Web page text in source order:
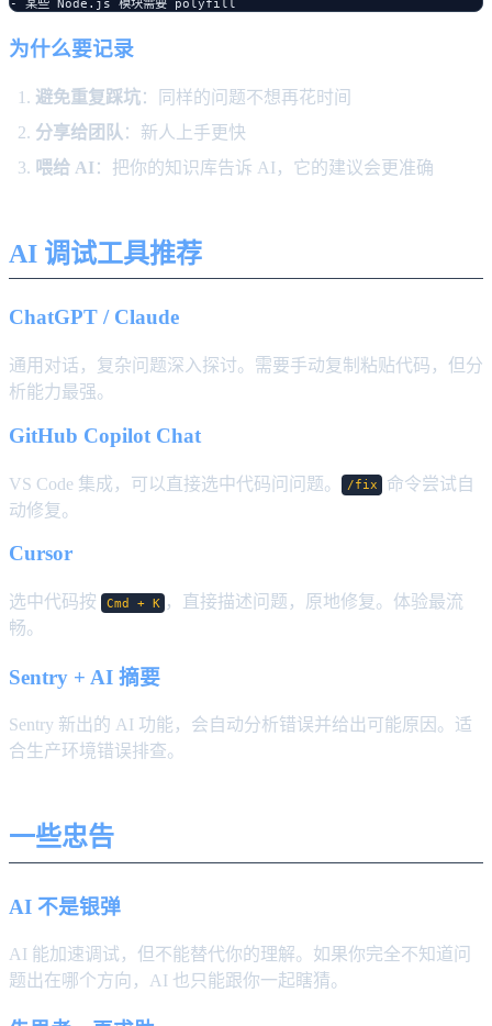
为什么要记录
避免重复踩坑：同样的问题不想再花时间
分享给团队 ：新人上手更快
喂给 AI ：把你的知识库告诉 AI，它的建议会更准确
AI 调试工具推荐
ChatGPT / Claude
通用对话，复杂问题深入探讨。需要手动复制粘贴代码，但分
析能力最强。
GitHub Copilot Chat
VS Code 集成，可以直接选中代码问问题。 /fix
命令尝试自
动修复。
Cursor
选中代码按 Cmd + K ，直接描述问题，原地修复。体验最流
畅。
Sentry + AI 摘要
Sentry 新出的 AI 功能，会自动分析错误并给出可能原因。适
合生产环境错误排查。
一些忠告
AI 不是银弹
AI 能加速调试，但不能替代你的理解。如果你完全不知道问
题出在哪个方向，AI 也只能跟你一起瞎猜。